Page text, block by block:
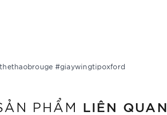
#giaywingtipoxford
PHẨM LIÊN QUAN